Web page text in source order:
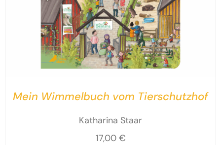
Mein Wimmelbuch vom Tierschutzhof
Katharina Staar
17,00 €